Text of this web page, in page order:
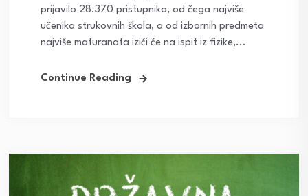
prijavilo 28.370 pristupnika, od čega najviše
učenika strukovnih škola, a od izbornih predmeta
najviše maturanata izići će na ispit iz fizike,...
Continue Reading